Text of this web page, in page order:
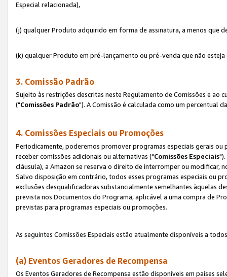
Especial relacionada),
(j) qualquer Produto adquirido em forma de assinatura, a menos que
(k) qualquer Produto em pré-lançamento ou pré-venda que não
3. Comissão Padrão
Sujeito às restrições descritas neste Regulamento de Comissões e ao
("Comissões Padrão"). A Comissão é calculada como um percentual
4. Comissões Especiais ou Promoções
Periodicamente, poderemos promover programas especiais gerais
receber comissões adicionais ou alternativas ("Comissões Especiais
cláusula), a Amazon se reserva o direito de interromper ou
Salvo disposição em contrário, todos esses programas especiais ou
exclusões desqualificadoras substancialmente semelhantes àquelas
prevista nos Documentos do Programa, aplicável a uma compra de
previstas para programas especiais ou promoções.
As seguintes Comissões Especiais estão atualmente disponíveis a
(a) Eventos Geradores de Recompensa
Os Eventos Geradores de Recompensa estão disponíveis em países